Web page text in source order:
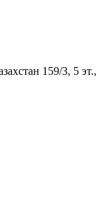
159/3, 5 эт.,